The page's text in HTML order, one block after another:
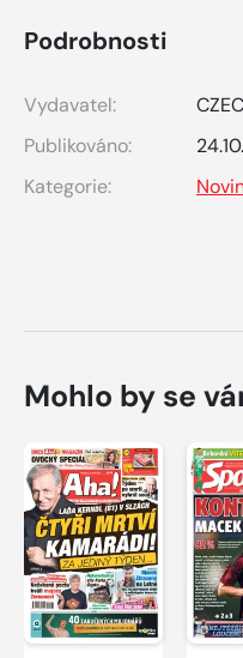
Podrobnosti
Vydavatel:
Publikováno:
Kategorie:
Mohlo by se